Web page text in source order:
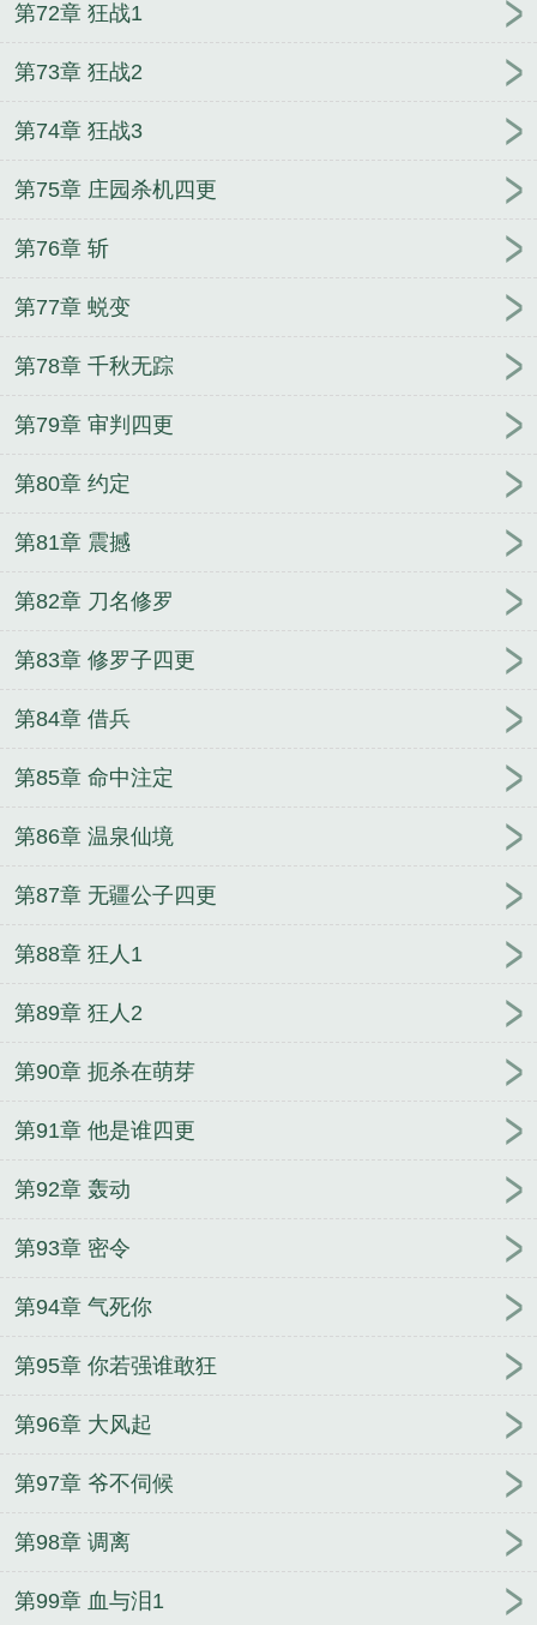
第72章 狂战1
第73章 狂战2
第74章 狂战3
第75章 庄园杀机四更
第76章 斩
第77章 蜕变
第78章 千秋无踪
第79章 审判四更
第80章 约定
第81章 震撼
第82章 刀名修罗
第83章 修罗子四更
第84章 借兵
第85章 命中注定
第86章 温泉仙境
第87章 无疆公子四更
第88章 狂人1
第89章 狂人2
第90章 扼杀在萌芽
第91章 他是谁四更
第92章 轰动
第93章 密令
第94章 气死你
第95章 你若强谁敢狂
第96章 大风起
第97章 爷不伺候
第98章 调离
第99章 血与泪1